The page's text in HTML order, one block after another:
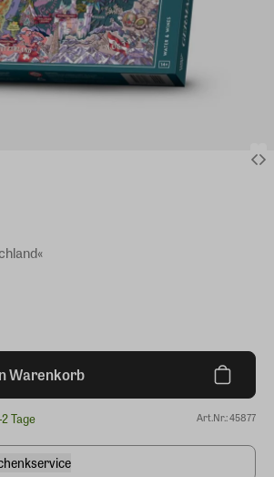
Warenkorb
Tage Art.Nr.: 45877